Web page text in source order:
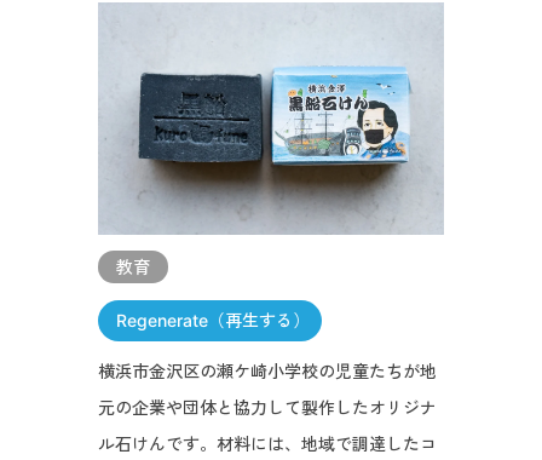
教育
Regenerate（再生する）
横浜市金沢区の瀬ケ崎小学校の児童たちが地
元の企業や団体と協力して製作したオリジナ
ル石けんです。材料には、地域で調達したコ